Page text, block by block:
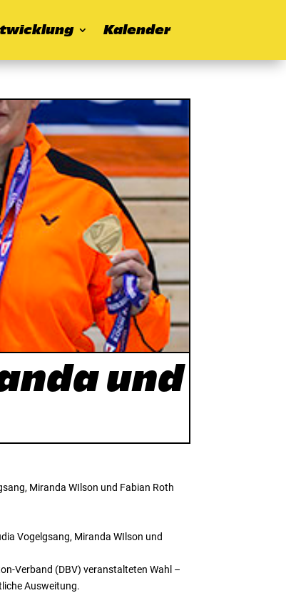
Kalender
und
Miranda WIlson und Fabian Roth
Vogelgsang, Miranda WIlson und
Verband (DBV) veranstalteten Wahl –
Ausweitung.